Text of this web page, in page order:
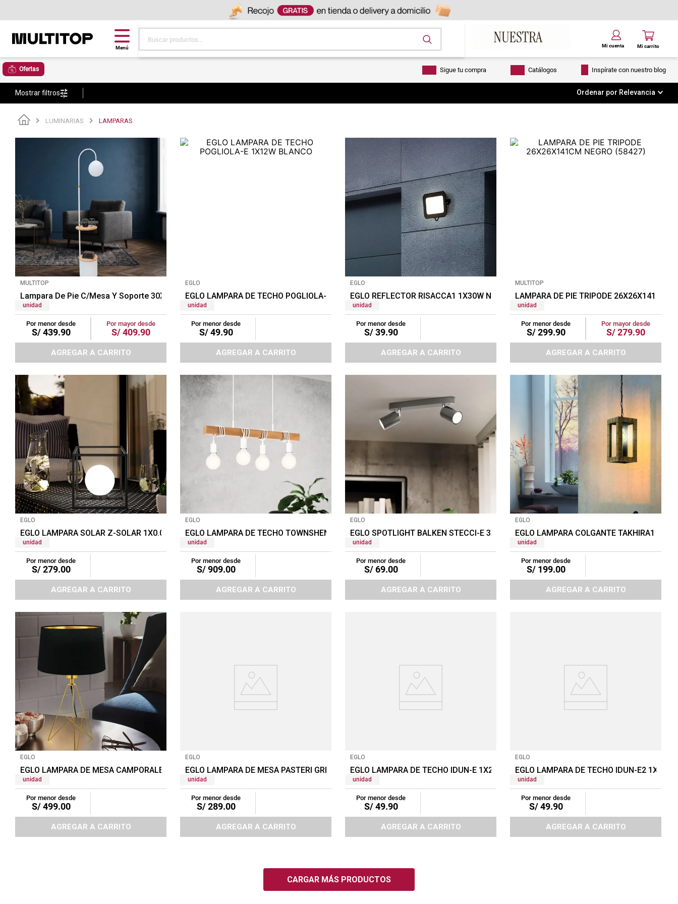
Ofertas Sigue tu compra Catálogos Inspírate con nuestro blog
Mostrar filtros Ordenar por Relevancia
LUMINARIAS LAMPARAS
MULTITOP
Lampara De Pie C/Mesa Y Soporte 30X30X165Cm Blanco
unidad
Por menor desde
S/ 439.90
Por mayor desde
S/ 409.90
AGREGAR A CARRITO
EGLO
EGLO LAMPARA DE TECHO POGLIOLA-E 1X12W BLANCO
unidad
Por menor desde
S/ 49.90
AGREGAR A CARRITO
EGLO
EGLO REFLECTOR RISACCA1 1X30W NEGRO/BLANCO
unidad
Por menor desde
S/ 39.90
AGREGAR A CARRITO
MULTITOP
LAMPARA DE PIE TRIPODE 26X26X141CM
unidad
Por menor desde
S/ 299.90
Por mayor desde
S/ 279.90
AGREGAR A CARRITO
EGLO
EGLO LAMPARA SOLAR Z-SOLAR 1X0.06W NEGRO/BLANCO
unidad
Por menor desde
S/ 279.00
AGREGAR A CARRITO
EGLO
EGLO LAMPARA DE TECHO TOWNSHEND 4X60W MARRON/BLANCO
unidad
Por menor desde
S/ 909.00
AGREGAR A CARRITO
EGLO
EGLO SPOTLIGHT BALKEN STECCI-E 3X5W BLANCO
unidad
Por menor desde
S/ 69.00
AGREGAR A CARRITO
EGLO
EGLO LAMPARA COLGANTE TAKHIRA1
unidad
Por menor desde
S/ 199.00
AGREGAR A CARRITO
EGLO
EGLO LAMPARA DE MESA CAMPORALE NEGRO/DORADO
unidad
Por menor desde
S/ 499.00
AGREGAR A CARRITO
EGLO
EGLO LAMPARA DE MESA PASTERI GRIS
unidad
Por menor desde
S/ 289.00
AGREGAR A CARRITO
EGLO
EGLO LAMPARA DE TECHO IDUN-E 1X24W BLANCO
unidad
Por menor desde
S/ 49.90
AGREGAR A CARRITO
EGLO
EGLO LAMPARA DE TECHO IDUN-E2 1X24W
unidad
Por menor desde
S/ 49.90
AGREGAR A CARRITO
pisos
tapete